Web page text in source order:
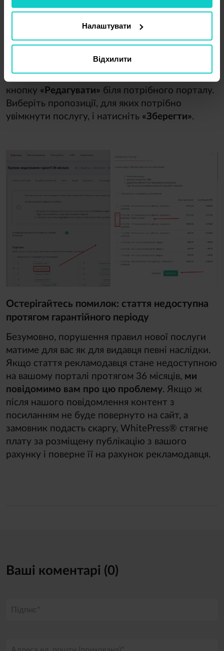
Налаштувати
Відхилити
Якщо ви хочете детально налаштувати
кнопку «Редагувати» біля потрібного порталу.
Виберіть пропозиції, для яких потрібно
увімкнути послугу, і натисніть «Зберегти».
Остерігайтесь помилок: стаття недоступна
протягом гарантійного періоду
Безумовно, порушення правил нової послуги
матиме для вас як для видавця певні наслідки.
Якщо стаття рекламодавця стане недоступною
на вашому порталі протягом 36 місяців, ми
повідомимо вам про цю проблему. Якщо ж
після нашого повідомлення контент з
посиланням не буде повернуто на сайт, а
замовник подасть скаргу, WhitePress® стягне
плату за розміщену публікацію з вашого
рахунку і поверне її на рахунок рекламодавця.
Ваші коментарі (0)
Підпис*